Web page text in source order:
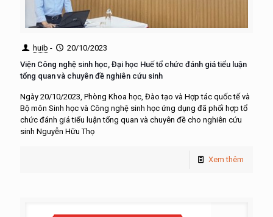
huib -
20/10/2023
Viện Công nghệ sinh học, Đại học Huế tổ chức đánh giá tiểu luận
tổng quan và chuyên đề nghiên cứu sinh
Ngày 20/10/2023, Phòng Khoa học, Đào tạo và Hợp tác quốc tế và
Bộ môn Sinh học và Công nghệ sinh học ứng dụng đã phối hợp tổ
chức đánh giá tiểu luận tổng quan và chuyên đề cho nghiên cứu
sinh Nguyễn Hữu Thọ
Xem thêm